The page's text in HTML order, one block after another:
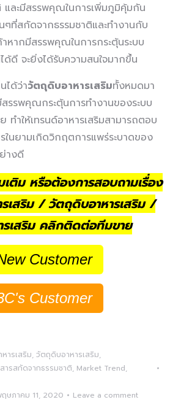
และมีสรรพคุณในการเพิ่มภูมิคุ้มกัน
ที่สกัดจากธรรมชาติและทำงานกับ
หากมีสรรพคุณในการกระตุ้นระบบ
ด้ดี จะยิ่งได้รับความสนใจมากขึ้น
ได้ว่าวัตถุดิบอาหารเสริมทั้งหมดมา
สรรพคุณกระตุ้นการทำงานของระบบ
ทำให้เทรนด์อาหารเสริมสามารถตอบ
ในยามเกิดวิกฤตการแพร่ระบาดของ
างดี
ติม หรือต้องการสอบถามเรื่อง
เสริม / วัตถุดิบอาหารเสริม /
รเสริม คลิกติดต่อทีมขาย
Customer
Customer
ารเสริม, วัตถุดิบอาหารเสริม,
สารสกัดจากธรรมชาติ, Market Trend,
ษภาคม 11, 2020
Leave a comment